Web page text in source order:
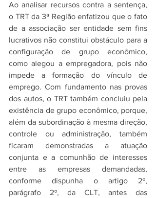
Ao analisar recursos contra a sentença,
o TRT da 3ª Região enfatizou que o fato
de a associação ser entidade sem fins
lucrativos não constitui obstáculo para a
configuração de grupo econômico,
como alegou a empregadora, pois não
impede a formação do vínculo de
emprego. Com fundamento nas provas
dos autos, o TRT também concluiu pela
existência de grupo econômico, porque,
além da subordinação à mesma direção,
controle ou administração, também
ficaram demonstradas a atuação
conjunta e a comunhão de interesses
entre as empresas demandadas,
conforme dispunha o artigo 2º,
parágrafo 2º, da CLT, antes das